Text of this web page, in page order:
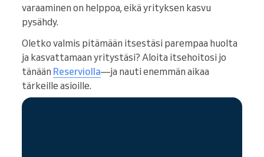
varaaminen on helppoa, eikä yrityksen kasvu
pysähdy.
Oletko valmis pitämään itsestäsi parempaa huolta
ja kasvattamaan yritystäsi? Aloita itsehoitosi jo
tänään Reserviolla—ja nauti enemmän aikaa
tärkeille asioille.